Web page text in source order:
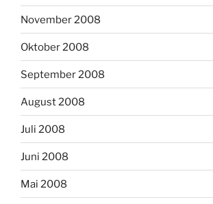
November 2008
Oktober 2008
September 2008
August 2008
Juli 2008
Juni 2008
Mai 2008